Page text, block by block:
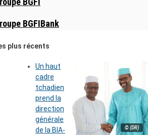
BGFIBank
plus récents
© (DR)
Un haut
cadre
tchadien
prend la
direction
générale
de la BIA-